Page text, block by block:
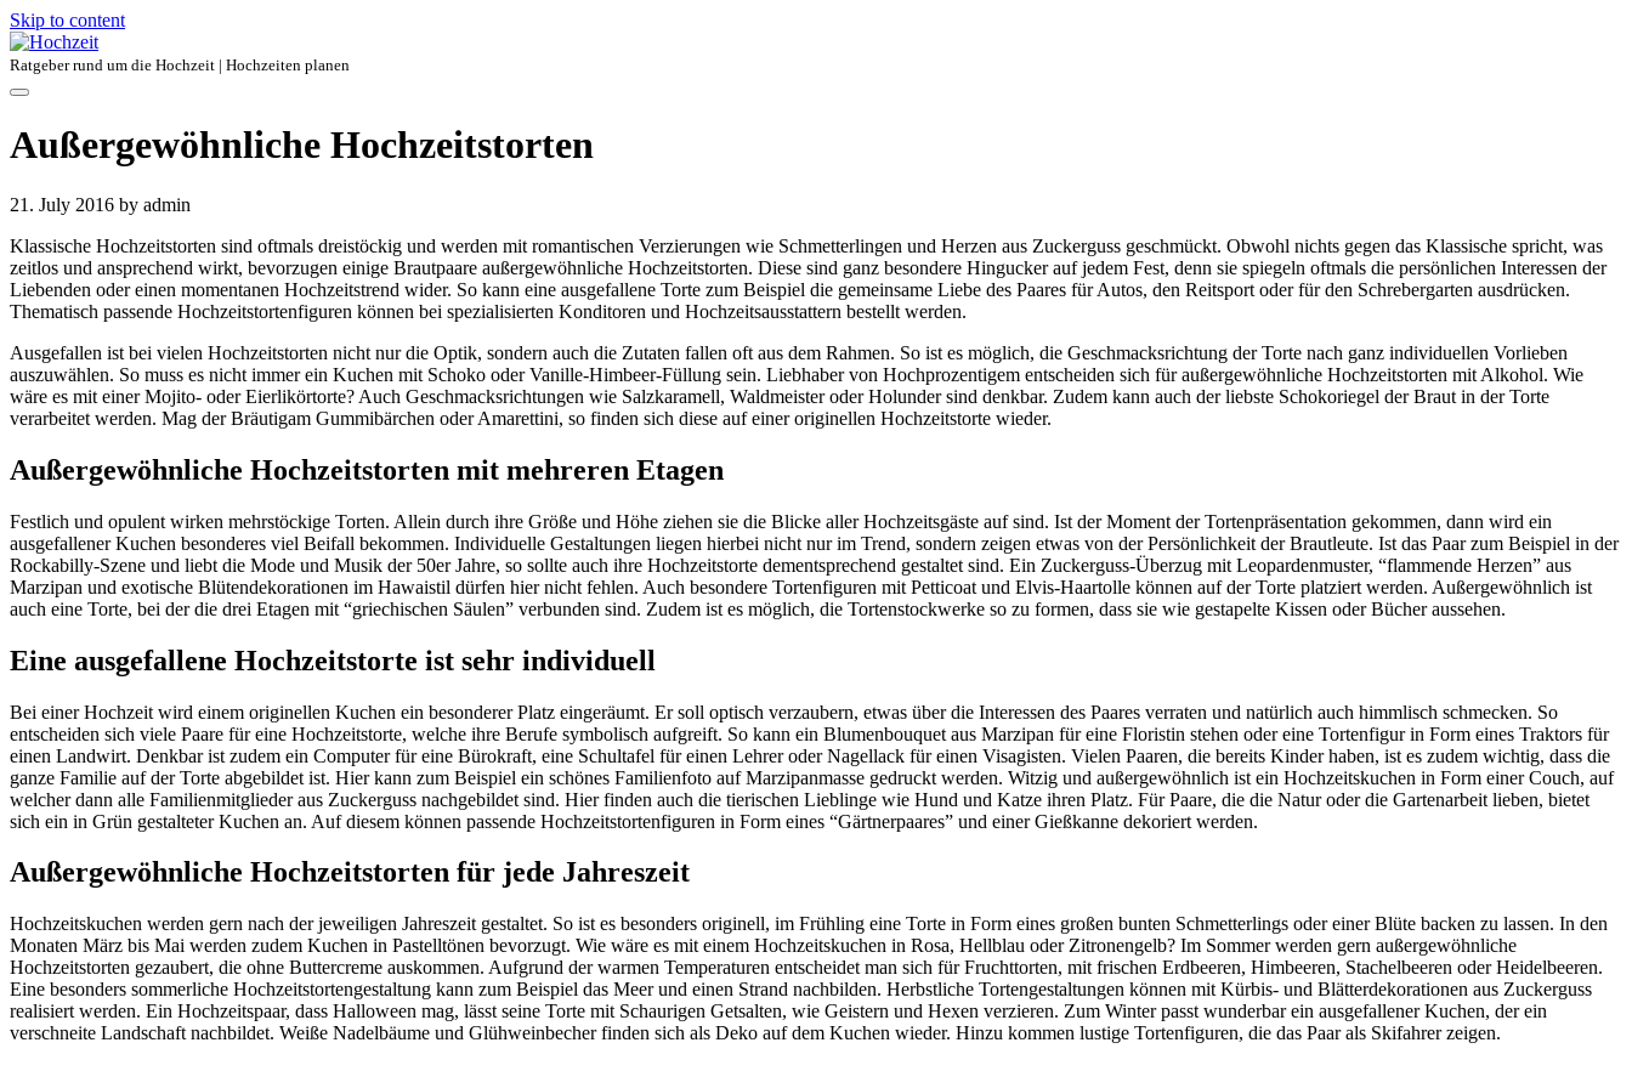
Skip to content
Ratgeber rund um die Hochzeit | Hochzeiten planen
Außergewöhnliche Hochzeitstorten
21. July 2016 by admin
Klassische Hochzeitstorten sind oftmals dreistöckig und werden mit romantischen Verzierungen wie Schmetterlingen und Herzen aus Zuckerguss geschmückt. Obwohl nichts gegen das Klassische spricht, was
zeitlos und ansprechend wirkt, bevorzugen einige Brautpaare außergewöhnliche Hochzeitstorten. Diese sind ganz besondere Hingucker auf jedem Fest, denn sie spiegeln oftmals die persönlichen Interessen der
Liebenden oder einen momentanen Hochzeitstrend wider. So kann eine ausgefallene Torte zum Beispiel die gemeinsame Liebe des Paares für Autos, den Reitsport oder für den Schrebergarten ausdrücken.
Thematisch passende Hochzeitstortenfiguren können bei spezialisierten Konditoren und Hochzeitsausstattern bestellt werden.
Ausgefallen ist bei vielen Hochzeitstorten nicht nur die Optik, sondern auch die Zutaten fallen oft aus dem Rahmen. So ist es möglich, die Geschmacksrichtung der Torte nach ganz individuellen Vorlieben
auszuwählen. So muss es nicht immer ein Kuchen mit Schoko oder Vanille-Himbeer-Füllung sein. Liebhaber von Hochprozentigem entscheiden sich für außergewöhnliche Hochzeitstorten mit Alkohol. Wie
wäre es mit einer Mojito- oder Eierlikörtorte? Auch Geschmacksrichtungen wie Salzkaramell, Waldmeister oder Holunder sind denkbar. Zudem kann auch der liebste Schokoriegel der Braut in der Torte
verarbeitet werden. Mag der Bräutigam Gummibärchen oder Amarettini, so finden sich diese auf einer originellen Hochzeitstorte wieder.
Außergewöhnliche Hochzeitstorten mit mehreren Etagen
Festlich und opulent wirken mehrstöckige Torten. Allein durch ihre Größe und Höhe ziehen sie die Blicke aller Hochzeitsgäste auf sind. Ist der Moment der Tortenpräsentation gekommen, dann wird ein
ausgefallener Kuchen besonderes viel Beifall bekommen. Individuelle Gestaltungen liegen hierbei nicht nur im Trend, sondern zeigen etwas von der Persönlichkeit der Brautleute. Ist das Paar zum Beispiel in der
Rockabilly-Szene und liebt die Mode und Musik der 50er Jahre, so sollte auch ihre Hochzeitstorte dementsprechend gestaltet sind. Ein Zuckerguss-Überzug mit Leopardenmuster, “flammende Herzen” aus
Marzipan und exotische Blütendekorationen im Hawaistil dürfen hier nicht fehlen. Auch besondere Tortenfiguren mit Petticoat und Elvis-Haartolle können auf der Torte platziert werden. Außergewöhnlich ist
auch eine Torte, bei der die drei Etagen mit “griechischen Säulen” verbunden sind. Zudem ist es möglich, die Tortenstockwerke so zu formen, dass sie wie gestapelte Kissen oder Bücher aussehen.
Eine ausgefallene Hochzeitstorte ist sehr individuell
Bei einer Hochzeit wird einem originellen Kuchen ein besonderer Platz eingeräumt. Er soll optisch verzaubern, etwas über die Interessen des Paares verraten und natürlich auch himmlisch schmecken. So
entscheiden sich viele Paare für eine Hochzeitstorte, welche ihre Berufe symbolisch aufgreift. So kann ein Blumenbouquet aus Marzipan für eine Floristin stehen oder eine Tortenfigur in Form eines Traktors für
einen Landwirt. Denkbar ist zudem ein Computer für eine Bürokraft, eine Schultafel für einen Lehrer oder Nagellack für einen Visagisten. Vielen Paaren, die bereits Kinder haben, ist es zudem wichtig, dass die
ganze Familie auf der Torte abgebildet ist. Hier kann zum Beispiel ein schönes Familienfoto auf Marzipanmasse gedruckt werden. Witzig und außergewöhnlich ist ein Hochzeitskuchen in Form einer Couch, auf
welcher dann alle Familienmitglieder aus Zuckerguss nachgebildet sind. Hier finden auch die tierischen Lieblinge wie Hund und Katze ihren Platz. Für Paare, die die Natur oder die Gartenarbeit lieben, bietet
sich ein in Grün gestalteter Kuchen an. Auf diesem können passende Hochzeitstortenfiguren in Form eines “Gärtnerpaares” und einer Gießkanne dekoriert werden.
Außergewöhnliche Hochzeitstorten für jede Jahreszeit
Hochzeitskuchen werden gern nach der jeweiligen Jahreszeit gestaltet. So ist es besonders originell, im Frühling eine Torte in Form eines großen bunten Schmetterlings oder einer Blüte backen zu lassen. In den
Monaten März bis Mai werden zudem Kuchen in Pastelltönen bevorzugt. Wie wäre es mit einem Hochzeitskuchen in Rosa, Hellblau oder Zitronengelb? Im Sommer werden gern außergewöhnliche
Hochzeitstorten gezaubert, die ohne Buttercreme auskommen. Aufgrund der warmen Temperaturen entscheidet man sich für Fruchttorten, mit frischen Erdbeeren, Himbeeren, Stachelbeeren oder Heidelbeeren.
Eine besonders sommerliche Hochzeitstortengestaltung kann zum Beispiel das Meer und einen Strand nachbilden. Herbstliche Tortengestaltungen können mit Kürbis- und Blätterdekorationen aus Zuckerguss
realisiert werden. Ein Hochzeitspaar, dass Halloween mag, lässt seine Torte mit Schaurigen Getsalten, wie Geistern und Hexen verzieren. Zum Winter passt wunderbar ein ausgefallener Kuchen, der ein
verschneite Landschaft nachbildet. Weiße Nadelbäume und Glühweinbecher finden sich als Deko auf dem Kuchen wieder. Hinzu kommen lustige Tortenfiguren, die das Paar als Skifahrer zeigen.